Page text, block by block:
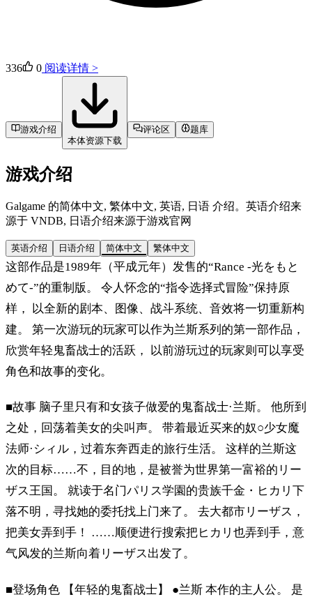
336 0 阅读详情 >
游戏介绍
本体资源下载
评论区 题库
游戏介绍
Galgame 的简体中文, 繁体中文, 英语, 日语 介绍。英语介绍来
源于 VNDB, 日语介绍来源于游戏官网
英语介绍 日语介绍 简体中文 繁体中文
这部作品是1989年（平成元年）发售的“Rance -光をもと
めて-”的重制版。 令人怀念的“指令选择式冒险”保持原
样， 以全新的剧本、图像、战斗系统、音效将一切重新构
建。 第一次游玩的玩家可以作为兰斯系列的第一部作品，
欣赏年轻鬼畜战士的活跃， 以前游玩过的玩家则可以享受
角色和故事的变化。
■故事 脑子里只有和女孩子做爱的鬼畜战士·兰斯。 他所到
之处，回荡着美女的尖叫声。 带着最近买来的奴○少女魔
法师·シィル，过着东奔西走的旅行生活。 这样的兰斯这
次的目标……不，目的地，是被誉为世界第一富裕的リー
ザス王国。 就读于名门パリス学園的贵族千金・ヒカリ下
落不明，寻找她的委托找上门来了。 去大都市リーザス，
把美女弄到手！ ……顺便进行搜索把ヒカリ也弄到手，意
气风发的兰斯向着リーザス出发了。
■登场角色 【年轻的鬼畜战士】 ●兰斯 本作的主人公。 是